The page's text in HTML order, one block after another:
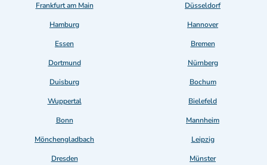
Frankfurt am Main
Düsseldorf
Hamburg
Hannover
Essen
Bremen
Dortmund
Nürnberg
Duisburg
Bochum
Wuppertal
Bielefeld
Bonn
Mannheim
Mönchengladbach
Leipzig
Dresden
Münster